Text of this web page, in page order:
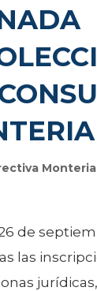
Monteria
de
las